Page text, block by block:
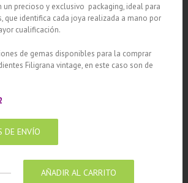
un precioso y exclusivo packaging, ideal para
que identifica cada joya realizada a mano por
cualificación.
de gemas disponibles para la comprar
Filigrana vintage, en este caso son de
DE ENVÍO
AÑADIR AL CARRITO